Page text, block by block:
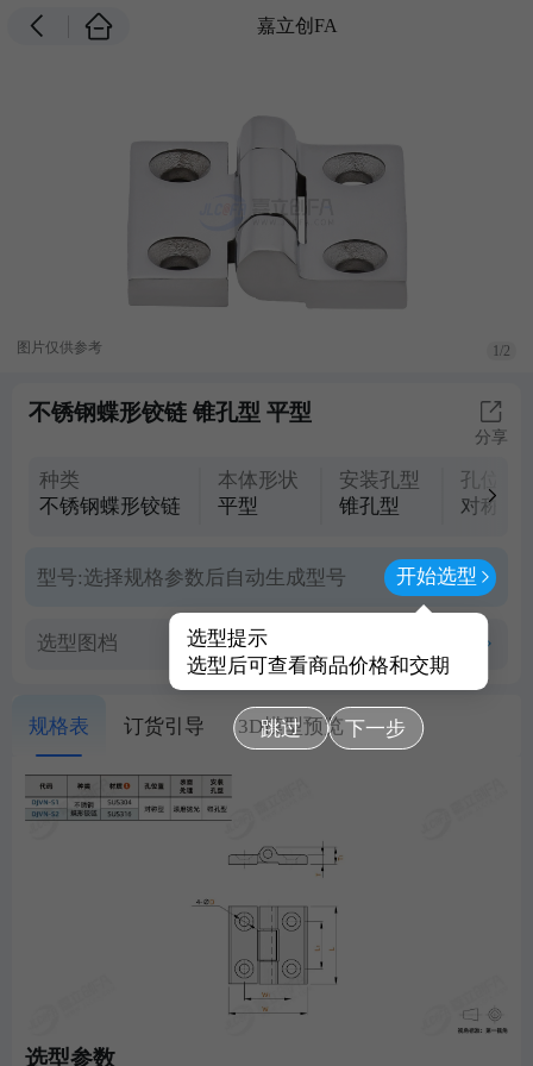
嘉立创FA
图片仅供参考 1/2
不锈钢蝶形铰链 锥孔型 平型
分享
种类
不锈钢蝶形铰链
本体形状
平型
安装孔型
锥孔型
孔位置
对称型
型号:选择规格参数后自动生成型号 开始选型
选型提示
选型后可查看商品价格和交期
跳过 下一步
选型图档
规格表 订货引导 3D模型预览
选型参数